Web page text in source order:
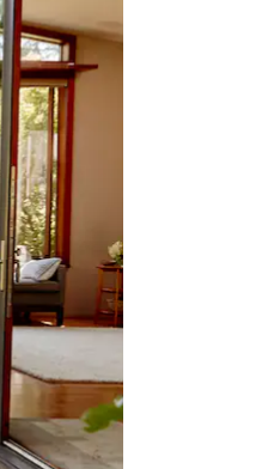
ili prelaskom prstom po zaslonu.